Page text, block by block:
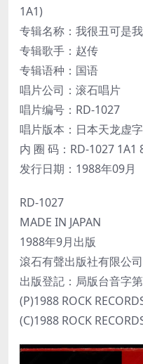
1A1)
专辑名称：我很丑可是
专辑歌手：赵传
专辑语种：国语
唱片公司：滚石唱片
唱片编号：RD-1027
唱片版本：日本天龙虚
内 圈 码：RD-1027 1A1
发行日期：1988年09月
RD-1027
MADE IN JAPAN
1988年9月出版
滾石有聲出版社有限公
出版登記：局版台音字
(P)1988 ROCK
(C)1988 ROCK